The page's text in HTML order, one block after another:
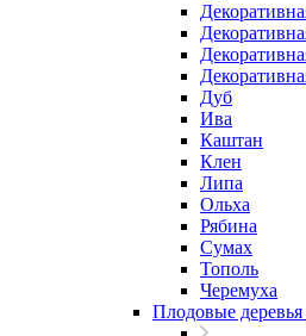
Дуб
Ива
Каштан
Клен
Липа
Ольха
Рябина
Сумах
Тополь
Черемуха
Плодовые деревья